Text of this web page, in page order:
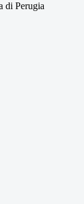
di Perugia